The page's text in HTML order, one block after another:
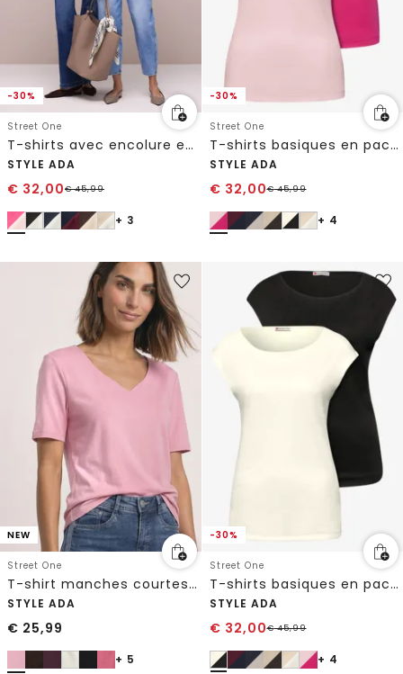
-30%
Street One
T-shirts avec encolure en cœur en pack de 2
STYLE ADA
€ 32,00€45,99
+ 3
-30%
Street One
T-shirts basiques en pack de 2
STYLE ADA
€ 32,00€45,99
+ 4
NEW
Street One
T-shirt manches courtes à col cœur
STYLE ADA
€ 25,99
+ 5
-30%
Street One
T-shirts basiques en pack de 2
STYLE ADA
€ 32,00€45,99
+ 4